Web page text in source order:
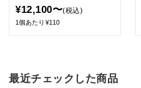
¥12,100〜(税込)
1個あたり¥110
最近チェックした商品